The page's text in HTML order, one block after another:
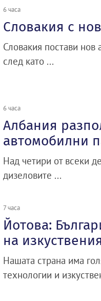
6 часа
Словакия с
Словакия постави
след като ...
6 часа
Албания
автомобилни
Над четири от всеки
дизеловите ...
7 часа
Йотова:
на
Нашата страна има
технологии и